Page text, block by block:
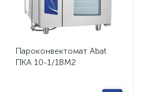
Пароконвектомат Abat
ПКА 10-1/1ВМ2